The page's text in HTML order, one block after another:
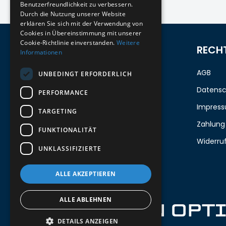
ZUM NEWSLETTER ANMELDEN
Melde dich jetzt zum Newsletter an
und erhalte 5%
Bestellung.
Deine Email
AGB
IRON
Benutzerfreundlichkeit zu verbessern.
Durch die Nutzung unserer Website
erklären Sie sich mit der Verwendung von
Cookies in Übereinstimmung mit unserer
Cookie-Richtlinie einverstanden. Weitere
Informationen
UNBEDINGT ERFORDERLICH
PERFORMANCE
TARGETING
FUNKTIONALITÄT
UNKLASSIFIZIERTE
ALLE AKZEPTIEREN
ALLE ABLEHNEN
DETAILS ANZEIGEN